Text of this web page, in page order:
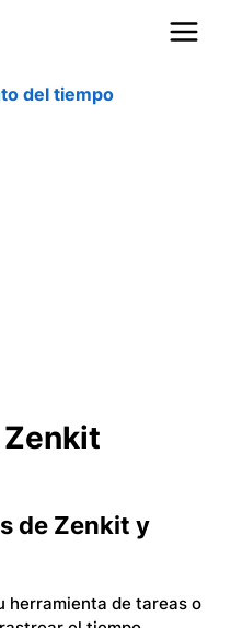
del tiempo
de Zenkit y
herramienta de tareas o